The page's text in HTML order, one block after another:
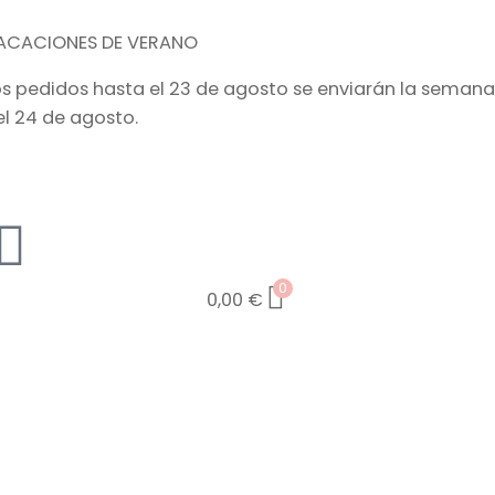
DE VERANO
pedidos hasta el 23 de agosto se enviarán la semana
24 de agosto.
0,00 € 0